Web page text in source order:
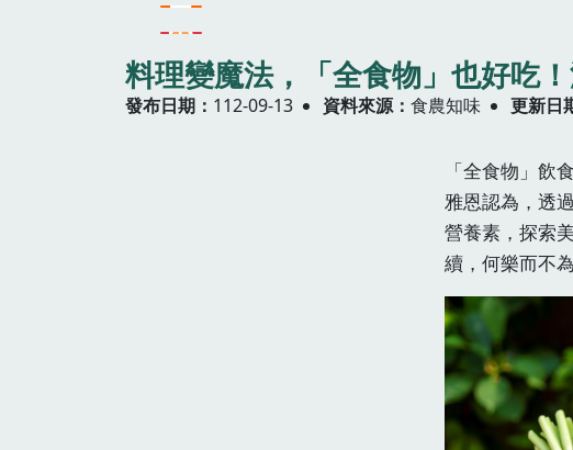
料理變魔法，「全食物」也好吃
發布日期 112-09-13 資料來源 食農知味 更新日
「全食物」飲
雅恩認為，透
營養素，探索
續，何樂而不